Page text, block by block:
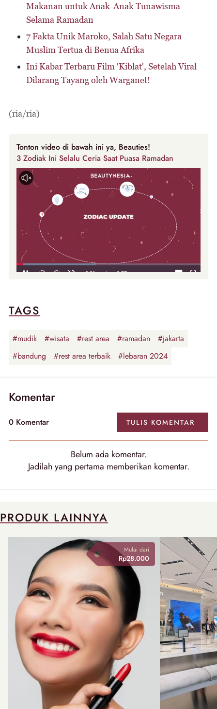
Makanan untuk Anak-Anak Tunawisma
Selama Ramadan
7 Fakta Unik Maroko, Salah Satu Negara
Muslim Tertua di Benua Afrika
Ini Kabar Terbaru Film 'Kiblat', Setelah Viral
Dilarang Tayang oleh Warganet!
(ria/ria)
Tonton video di bawah ini ya, Beauties!
3 Zodiak Ini Selalu Ceria Saat Puasa Ramadan
TAGS
#mudik #wisata #rest area #ramadan
#jakarta
#bandung
#rest area terbaik #lebaran 2024
Komentar
0 Komentar TULIS KOMENTAR
Belum ada komentar.
Jadilah yang pertama memberikan komentar.
PRODUK LAINNYA
Mulai dari
Rp28.000